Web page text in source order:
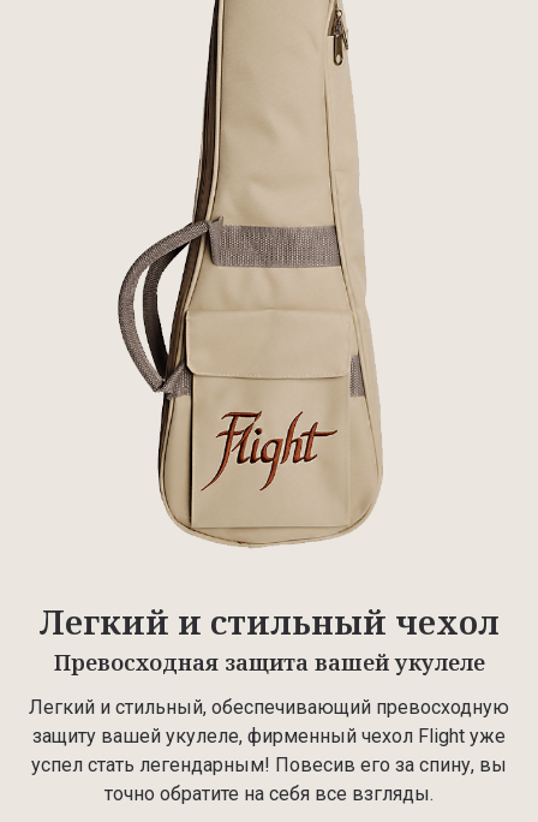
Легкий и стильный чехол
Превосходная защита вашей укулеле
Легкий и стильный, обеспечивающий превосходную
защиту вашей укулеле, фирменный чехол Flight уже
успел стать легендарным! Повесив его за спину, вы
точно обратите на себя все взгляды.